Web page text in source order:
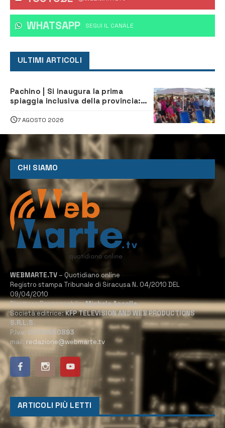
WHATSAPP ‎SEGUI IL CANALE
ULTIMI ARTICOLI
Pachino | Si inaugura la prima
spiaggia inclusiva della provincia:
tutti
7 AGOSTO 2026
CHI SIAMO
WEBMARTE.TV – Quotidiano online
Registro stampa Tribunale di Siracusa N. 04/2010 DEL
09/04/2010
Direttore Responsabile:Michele Accolla
Società editrice:KFP TELEVISION AND WEB PRODUCTIONS
S.R.L.S.
P.Iva: 02184950893
mail: redazione@webmarte.tv
ARTICOLI PIÙ LETTI